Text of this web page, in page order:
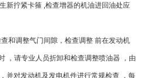
新拧紧卡箍 ,检查增器的机油进回油处应
和调整气门间隙，检查调整 前在发动机
，请专业人员折卸和检查调整喷油器 ，由
并对发动机及发电机件进行常规检查 ，每